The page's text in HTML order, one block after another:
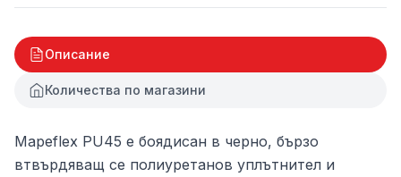
Описание
Количества по магазини
Mapeflex PU45 е боядисан в черно, бързо
втвърдяващ се полиуретанов уплътнител и